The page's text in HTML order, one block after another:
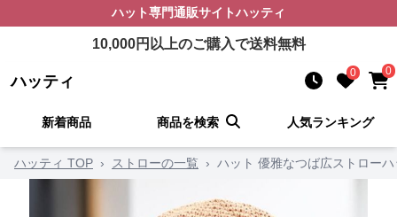
ハット専門通販サイトハッティ
10,000円以上のご購入で送料無料
ハッティ 0 0
新着商品 商品を検索 人気ランキング
ハッティ TOP › ストローの一覧 › ハット 優雅なつば広ストローハ